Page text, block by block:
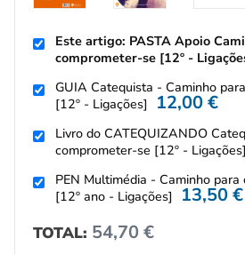
Este artigo: PASTA Apoio
comprometer-se [12º -
GUIA Catequista - Caminho
[12º - Ligações] 12,00€
Livro do CATEQUIZANDO
comprometer-se [12º - Ligações]
PEN Multimédia - Caminho
[12º ano - Ligações] 13,50€
TOTAL: 54,70 €